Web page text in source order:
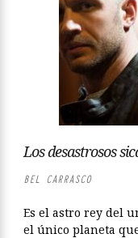
Los desastrosos
BEL CARRASCO
Es el astro rey del
el único planeta